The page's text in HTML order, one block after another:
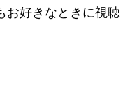
お好きなときに視聴